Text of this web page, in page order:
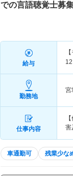
での言語聴覚士募
給与
勤務地
宮
仕事内容
害
車通勤可 残業少な